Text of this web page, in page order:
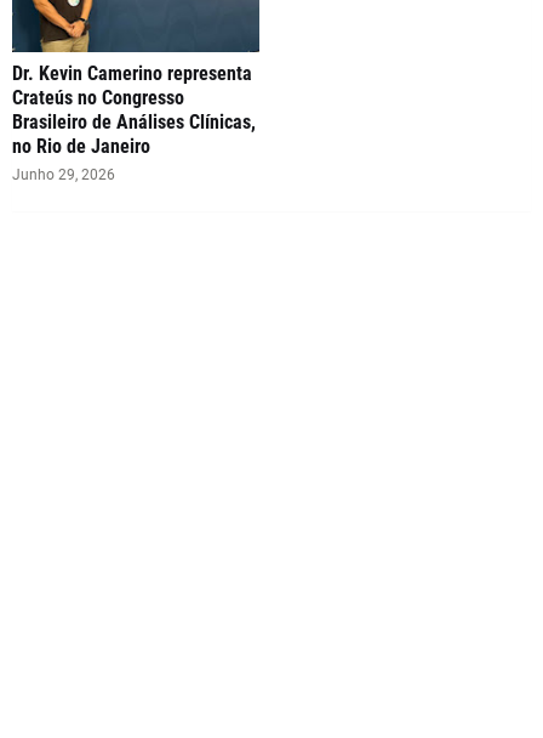
Dr. Kevin Camerino representa
Crateús no Congresso
Brasileiro de Análises Clínicas,
no Rio de Janeiro
Junho 29, 2026